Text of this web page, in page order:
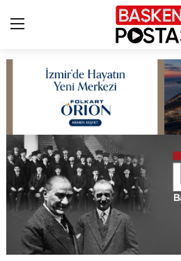
Çerez Politikası
Künye
Ankara
TBMM